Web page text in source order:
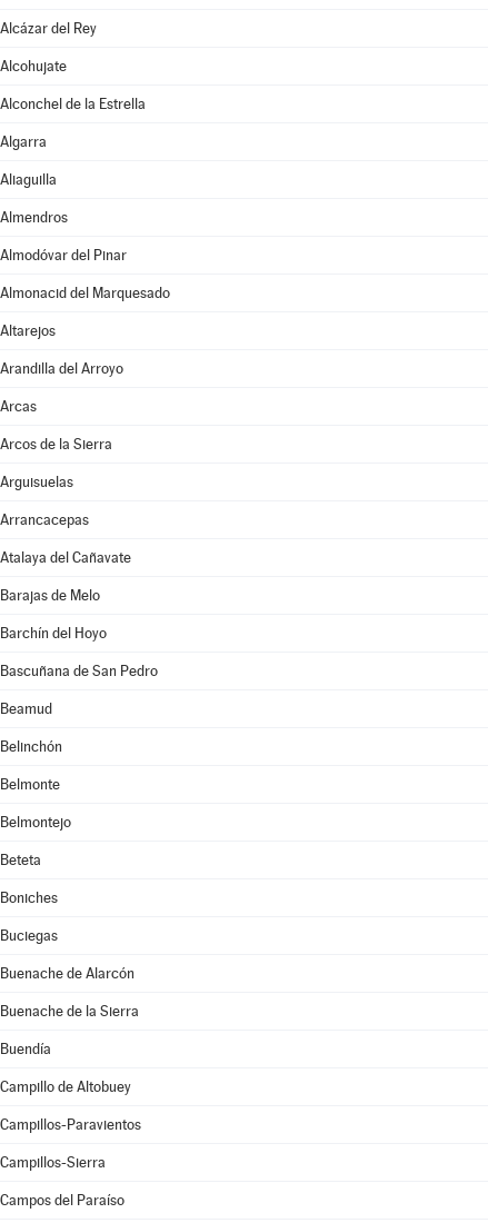
Alcázar del Rey
Alcohujate
Alconchel de la Estrella
Algarra
Aliaguilla
Almendros
Almodóvar del Pinar
Almonacid del Marquesado
Altarejos
Arandilla del Arroyo
Arcas
Arcos de la Sierra
Arguisuelas
Arrancacepas
Atalaya del Cañavate
Barajas de Melo
Barchín del Hoyo
Bascuñana de San Pedro
Beamud
Belinchón
Belmonte
Belmontejo
Beteta
Boniches
Buciegas
Buenache de Alarcón
Buenache de la Sierra
Buendía
Campillo de Altobuey
Campillos-Paravientos
Campillos-Sierra
Campos del Paraíso